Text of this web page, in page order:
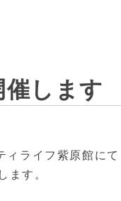
します
ライフ紫原館にて
ます。